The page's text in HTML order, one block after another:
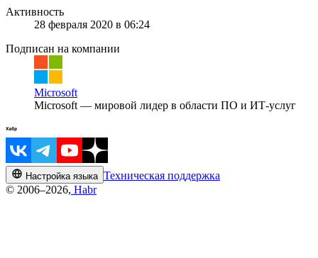
Активность
28 февраля 2020 в 06:24
Подписан на компании
Microsoft
Microsoft — мировой лидер в области ПО и ИТ-услуг
Настройка языка Техническая поддержка
© 2006–2026, Habr